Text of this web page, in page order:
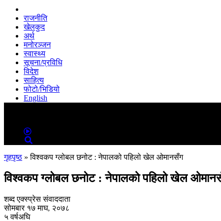
राजनीति
खेलकुद
अर्थ
मनोरञ्जन
स्वास्थ्य
सूचना/प्रविधि
विदेश
साहित्य
फोटो/भिडियो
English
गृहपृष्ठ »विश्वकप ग्लोबल छनोट : नेपालको पहिलो खेल ओमानसँग
विश्वकप ग्लोबल छनोट : नेपालको पहिलो खेल
शब्द एक्स्प्रेस संवाददाता
सोमबार १७ माघ, २०७८
५ वर्षअघि